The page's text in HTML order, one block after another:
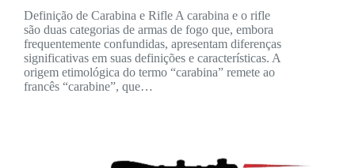
Definição de Carabina e Rifle A carabina e o rifle
são duas categorias de armas de fogo que, embora
frequentemente confundidas, apresentam diferenças
significativas em suas definições e características. A
origem etimológica do termo “carabina” remete ao
francês “carabine”, que…